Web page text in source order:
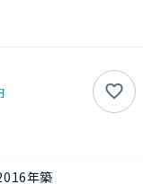
年築